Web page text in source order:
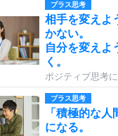
プラス思考
相手を変えよ
かない。
自分を変えよ
く。
ポジティブ思考
プラス思考
「積極的な
になる。